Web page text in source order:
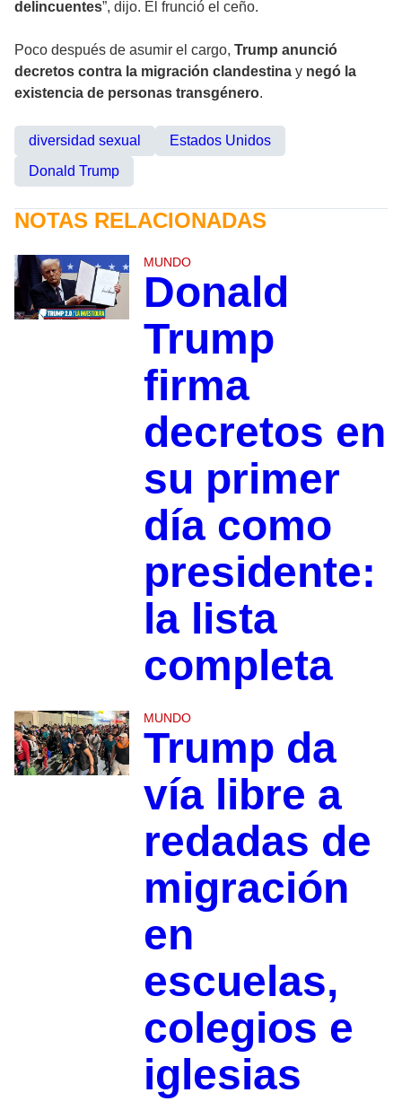
delincuentes”, dijo. Él frunció el ceño.
Poco después de asumir el cargo, Trump anunció
decretos contra la migración clandestina y negó la
existencia de personas transgénero.
diversidad sexual
Estados Unidos
Donald Trump
NOTAS RELACIONADAS
MUNDO
Donald
Trump
firma
decretos en
su primer
día como
presidente:
la lista
completa
MUNDO
Trump da
vía libre a
redadas de
migración
en
escuelas,
colegios e
iglesias